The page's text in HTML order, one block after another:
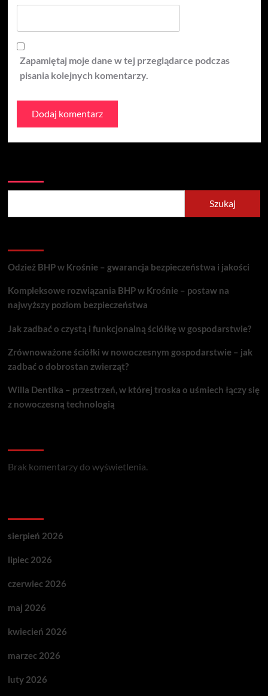
Zapamiętaj moje dane w tej przeglądarce podczas
pisania kolejnych komentarzy.
Szukaj
Odzież BHP w Krośnie – gwarancja bezpieczeństwa i jakości
Kompleksowe rozwiązania BHP w Krośnie – postaw na
najwyższy poziom bezpieczeństwa
Jak zadbać o czystą i funkcjonalną ściółkę w gospodarstwie?
Zrównoważone ściółki w nowoczesnym gospodarstwie – jak
zadbać o dobrostan zwierząt?
Willa Dentika – przestrzeń, w której troska o uśmiech łączy się
z nowoczesną technologią
Brak komentarzy do wyświetlenia.
sierpień 2026
lipiec 2026
czerwiec 2026
maj 2026
kwiecień 2026
marzec 2026
luty 2026